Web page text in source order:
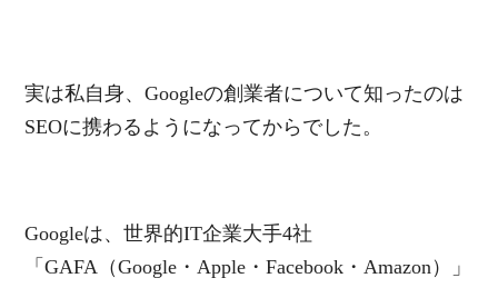
実は私自身、Googleの創業者について知ったのは
SEOに携わるようになってからでした。
Googleは、世界的IT企業大手4社
「GAFA（Google・Apple・Facebook・Amazon）」